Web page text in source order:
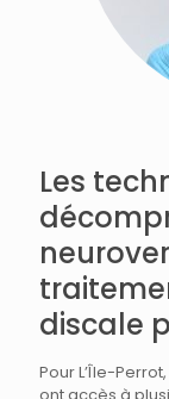
Les
discale
Pour L’Île-